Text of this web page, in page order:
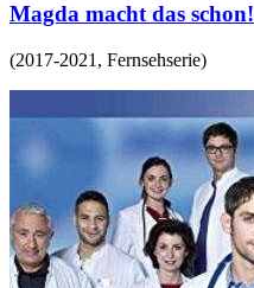
Magda macht das schon!
(2017-2021 , Fernsehserie)